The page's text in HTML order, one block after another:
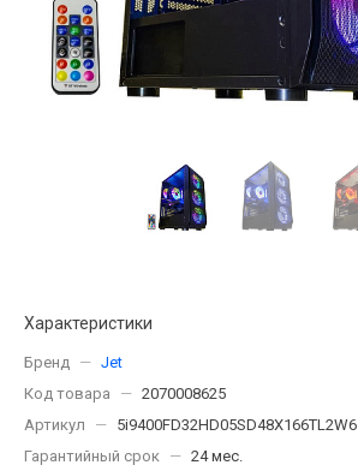
Характеристики
Бренд — Jet
Код товара
— 2070008625
Артикул
— 5i9400FD32HD05SD48X166TL2W6
Гарантийный срок
— 24 мес.